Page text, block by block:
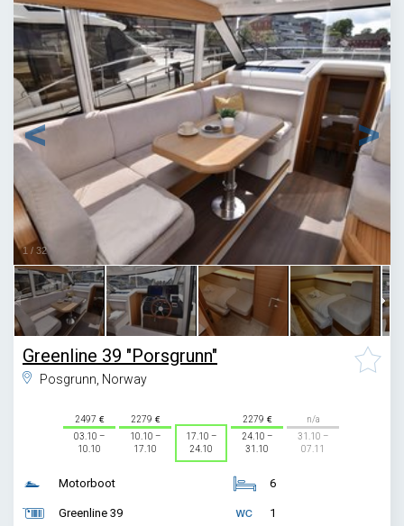
1 / 32
Greenline 39 "Porsgrunn"
Posgrunn, Norway
2497
03.10 –
10.10
2279
10.10 –
17.10
17.10 –
24.10
2279
24.10 –
31.10
n/a
31.10 –
07.11
Motorboot
Greenline 39
6
1